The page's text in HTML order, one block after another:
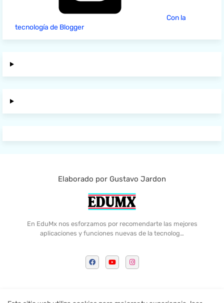
Con la
tecnología de Blogger
Elaborado por Gustavo Jardon
En EduMx nos esforzamos por recomendarte las mejores
aplicaciones y funciones nuevas de la tecnolog…
Home Contactame Politica de Privacidad